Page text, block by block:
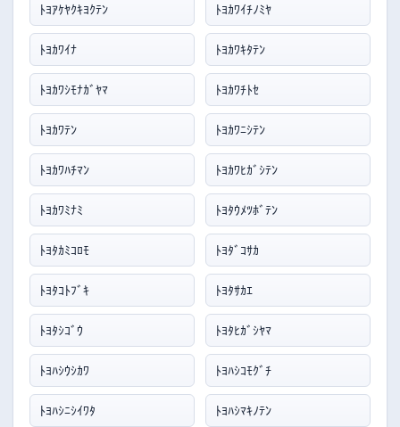
ﾄﾖｱｹﾔｸｷﾖｸﾃﾝ ﾄﾖｶﾜｲﾁﾉﾐﾔ
ﾄﾖｶﾜｲﾅ ﾄﾖｶﾜｷﾀﾃﾝ
ﾄﾖｶﾜｼﾓﾅｶﾞﾔﾏ ﾄﾖｶﾜﾁﾄｾ
ﾄﾖｶﾜﾃﾝ ﾄﾖｶﾜﾆｼﾃﾝ
ﾄﾖｶﾜﾊﾁﾏﾝ ﾄﾖｶﾜﾋｶﾞｼﾃﾝ
ﾄﾖｶﾜﾐﾅﾐ ﾄﾖﾀｳﾒﾂﾎﾞﾃﾝ
ﾄﾖﾀｶﾐｺﾛﾓ ﾄﾖﾀﾞｺｻｶ
ﾄﾖﾀｺﾄﾌﾞｷ ﾄﾖﾀｻｶｴ
ﾄﾖﾀｼｺﾞｳ ﾄﾖﾀﾋｶﾞｼﾔﾏ
ﾄﾖﾊｼｳｼｶﾜ ﾄﾖﾊｼｺﾓｸﾞﾁ
ﾄﾖﾊｼﾆｼｲﾜﾀ ﾄﾖﾊｼﾏｷﾉﾃﾝ